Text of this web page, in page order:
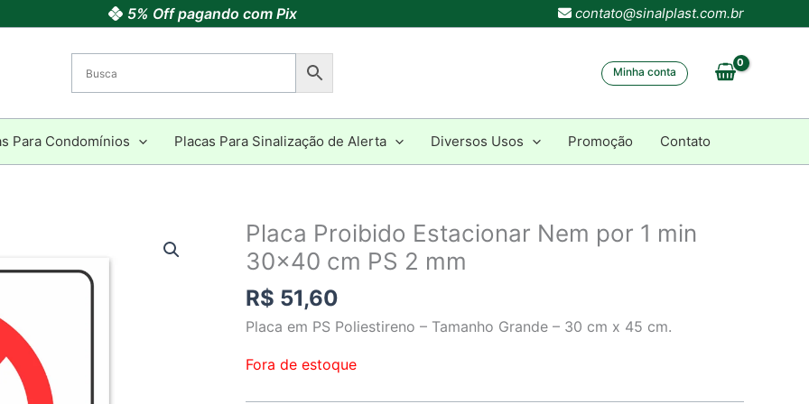
5% Off pagando com Pix contato@sinalplast.com.br
Minha conta
Para Condomínios Placas Para Sinalização de Alerta Diversos Usos Promoção Contato
Placa Proibido Estacionar Nem por 1 min
30×40 cm PS 2 mm
R$ 51,60
Placa em PS Poliestireno – Tamanho Grande – 30 cm x 45 cm.
Fora de estoque